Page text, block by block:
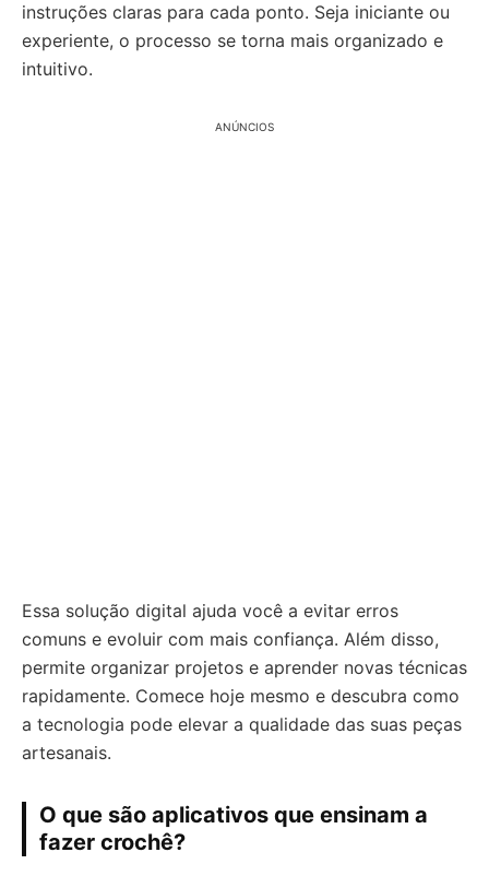
instruções claras para cada ponto. Seja iniciante ou
experiente, o processo se torna mais organizado e
intuitivo.
ANÚNCIOS
Essa solução digital ajuda você a evitar erros
comuns e evoluir com mais confiança. Além disso,
permite organizar projetos e aprender novas técnicas
rapidamente. Comece hoje mesmo e descubra como
a tecnologia pode elevar a qualidade das suas peças
artesanais.
O que são aplicativos que ensinam a
fazer crochê?